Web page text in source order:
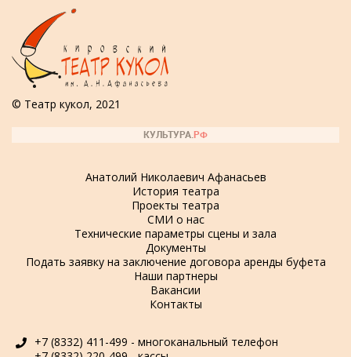
© Театр кукол, 2021
+7 (8332) 411-499 - многоканальный телефон
Анатолий Николаевич Афанасьев
История театра
Проекты театра
СМИ о нас
Технические параметры сцены и зала
Документы
Подать заявку на заключение договора аренды буфета
Наши партнеры
Вакансии
Контакты